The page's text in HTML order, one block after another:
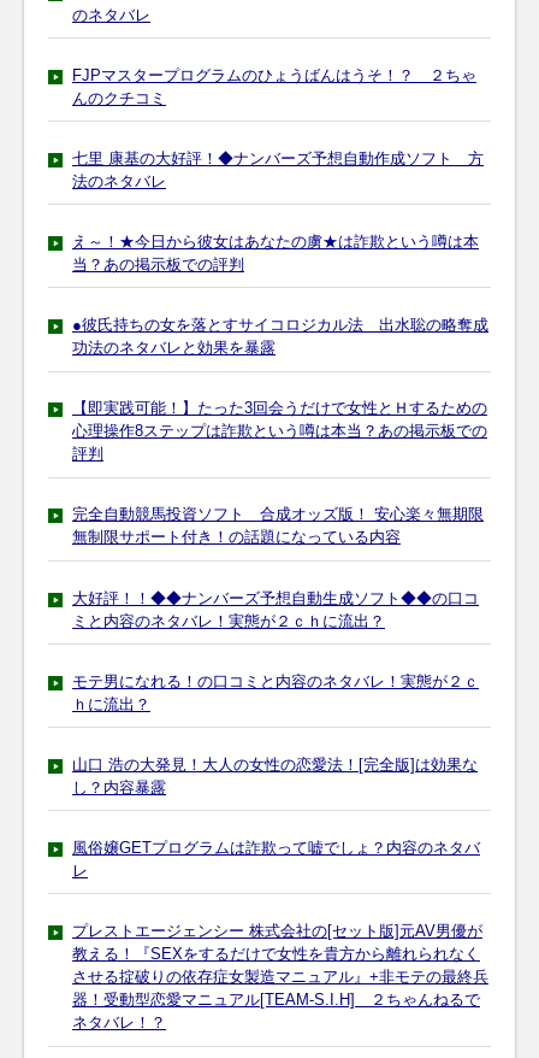
のネタバレ
FJPマスタープログラムのひょうばんはうそ！？ ２ちゃ
んのクチコミ
七里 康基の大好評！◆ナンバーズ予想自動作成ソフト 方
法のネタバレ
え～！★今日から彼女はあなたの虜★は詐欺という噂は本
当？あの掲示板での評判
●彼氏持ちの女を落とすサイコロジカル法 出水聡の略奪成
功法のネタバレと効果を暴露
【即実践可能！】たった3回会うだけで女性とＨするための
心理操作8ステップは詐欺という噂は本当？あの掲示板での
評判
完全自動競馬投資ソフト 合成オッズ版！ 安心楽々無期限
無制限サポート付き！の話題になっている内容
大好評！！◆◆ナンバーズ予想自動生成ソフト◆◆の口コ
ミと内容のネタバレ！実態が２ｃｈに流出？
モテ男になれる！の口コミと内容のネタバレ！実態が２ｃ
ｈに流出？
山口 浩の大発見！大人の女性の恋愛法！[完全版]は効果な
し？内容暴露
風俗嬢GETプログラムは詐欺って嘘でしょ？内容のネタバ
レ
プレストエージェンシー 株式会社の[セット版]元AV男優が
教える！『SEXをするだけで女性を貴方から離れられなく
させる掟破りの依存症女製造マニュアル』+非モテの最終兵
器！受動型恋愛マニュアル[TEAM-S.I.H] ２ちゃんねるで
ネタバレ！？